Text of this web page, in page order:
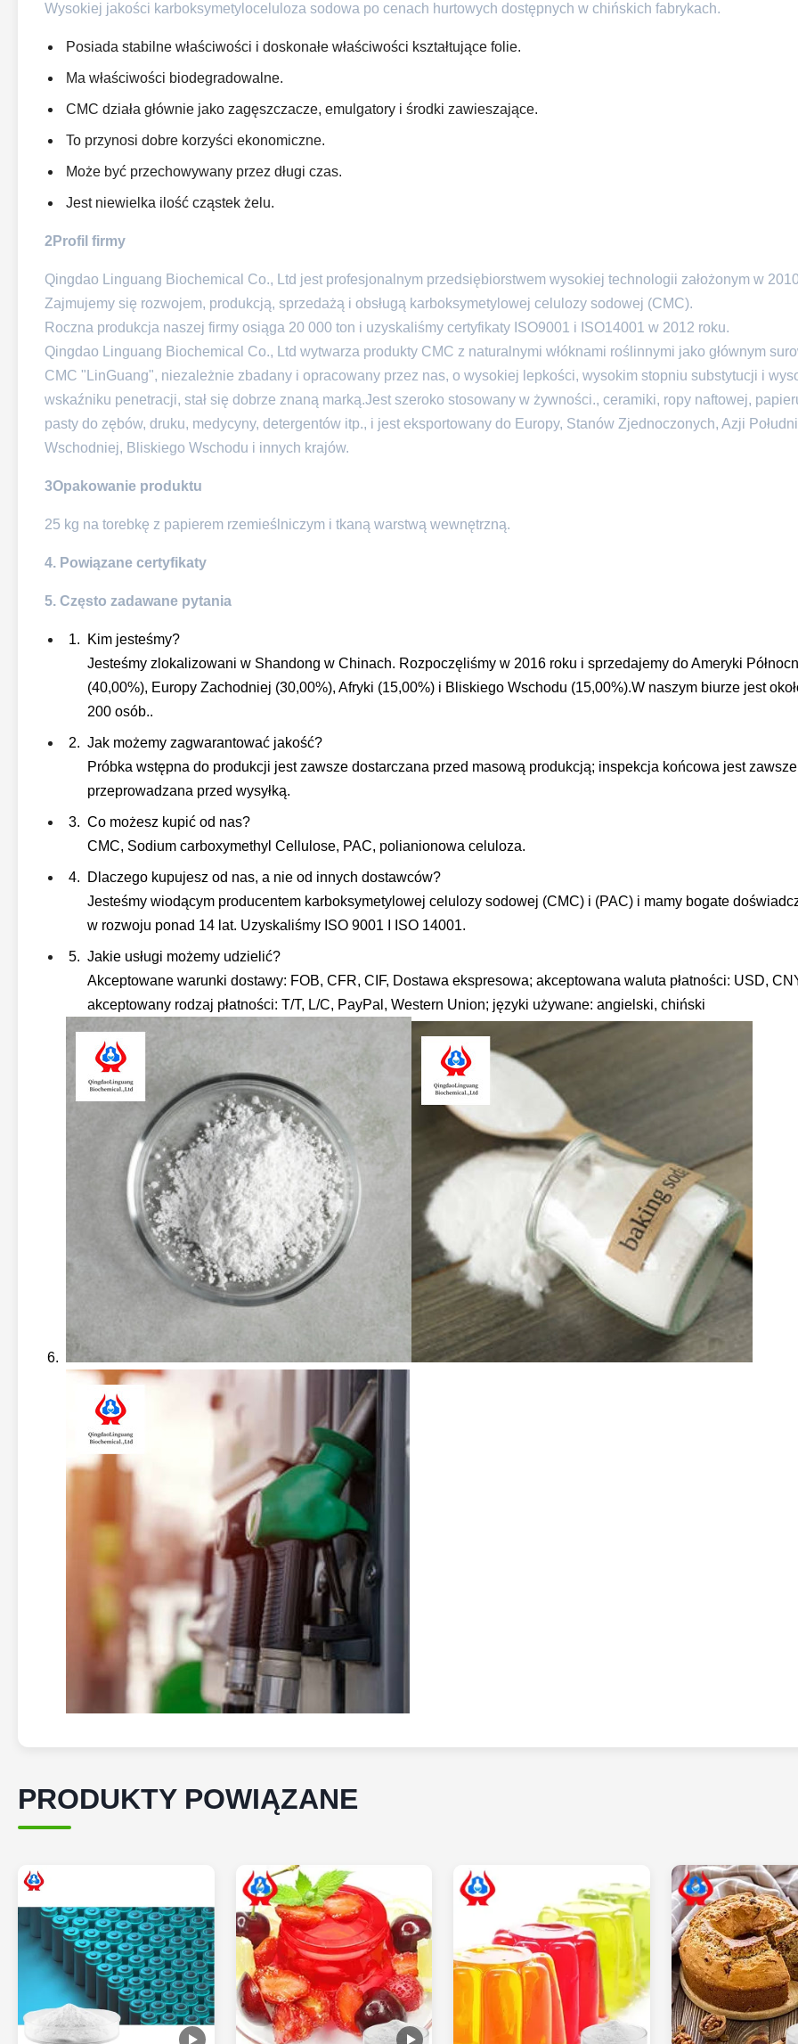
Wysokiej jakości karboksymetyloceluloza sodowa po cenach hurtowych dostępnych w chińskich fabrykach.
Posiada stabilne właściwości i doskonałe właściwości kształtujące folie.
Ma właściwości biodegradowalne.
CMC działa głównie jako zagęszczacze, emulgatory i środki zawieszające.
To przynosi dobre korzyści ekonomiczne.
Może być przechowywany przez długi czas.
Jest niewielka ilość cząstek żelu.
2Profil firmy
Qingdao Linguang Biochemical Co., Ltd jest profesjonalnym przedsiębiorstwem wysokiej technologii założonym w
Zajmujemy się rozwojem, produkcją, sprzedażą i obsługą karboksymetylowej celulozy sodowej (CMC).
Roczna produkcja naszej firmy osiąga 20 000 ton i uzyskaliśmy certyfikaty ISO9001 i ISO14001 w 2012 roku.
Qingdao Linguang Biochemical Co., Ltd wytwarza produkty CMC z naturalnymi włóknami roślinnymi jako głównym
CMC "LinGuang", niezależnie zbadany i opracowany przez nas, o wysokiej lepkości, wysokim stopniu substytucji i
wskaźniku penetracji, stał się dobrze znaną marką.Jest szeroko stosowany w żywności., ceramiki, ropy naftowej,
pasty do zębów, druku, medycyny, detergentów itp., i jest eksportowany do Europy, Stanów Zjednoczonych, Azji
Wschodniej, Bliskiego Wschodu i innych krajów.
3Opakowanie produktu
25 kg na torebkę z papierem rzemieślniczym i tkaną warstwą wewnętrzną.
4. Powiązane certyfikaty
5. Często zadawane pytania
Kim jesteśmy?
Jesteśmy zlokalizowani w Shandong w Chinach. Rozpoczęliśmy w 2016 roku i sprzedajemy do Ameryki
(40,00%), Europy Zachodniej (30,00%), Afryki (15,00%) i Bliskiego Wschodu (15,00%).W naszym biurze jest
200 osób..
Jak możemy zagwarantować jakość?
Próbka wstępna do produkcji jest zawsze dostarczana przed masową produkcją; inspekcja końcowa jest zawsze
przeprowadzana przed wysyłką.
Co możesz kupić od nas?
CMC, Sodium carboxymethyl Cellulose, PAC, polianionowa celuloza.
Dlaczego kupujesz od nas, a nie od innych dostawców?
Jesteśmy wiodącym producentem karboksymetylowej celulozy sodowej (CMC) i (PAC) i mamy bogate
w rozwoju ponad 14 lat. Uzyskaliśmy ISO 9001 I ISO 14001.
Jakie usługi możemy udzielić?
Akceptowane warunki dostawy: FOB, CFR, CIF, Dostawa ekspresowa; akceptowana waluta płatności: USD,
akceptowany rodzaj płatności: T/T, L/C, PayPal, Western Union; języki używane: angielski, chiński
PRODUKTY POWIĄZANE